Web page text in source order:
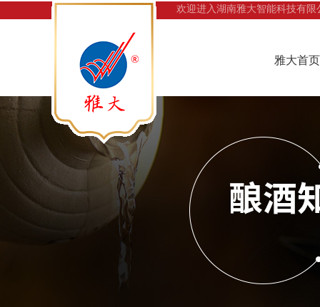
欢迎进入湖南雅大智能科技有限
雅大首页